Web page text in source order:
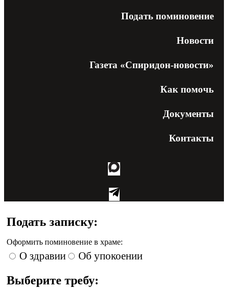
Подать поминовение
Новости
Газета «Спиридон-новости»
Как помочь
Документы
Контакты
Подать записку:
Оформить поминовение в храме:
О здравии Об упокоении
Выберите требу: